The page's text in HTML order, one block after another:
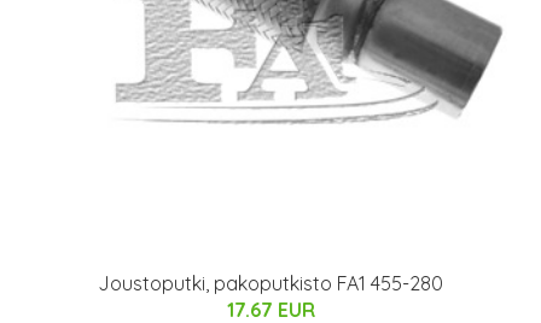
Joustoputki, pakoputkisto FA1 455-280
17.67 EUR